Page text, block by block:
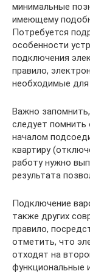
минимальные
имеющему
Потребуется
особенности
подключения
правило,
необходимые
Важно
следует помнить
началом
квартиру
работу нужно
результата
Подключение
также других
правило,
отметить, что
отходят на
функциональные